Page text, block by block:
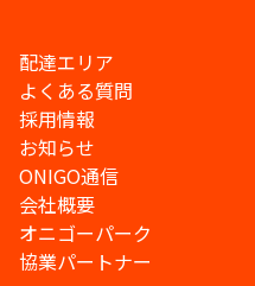
配達エリア
よくある質問
採用情報
お知らせ
ONIGO通信
会社概要
オニゴーパーク
協業パートナー